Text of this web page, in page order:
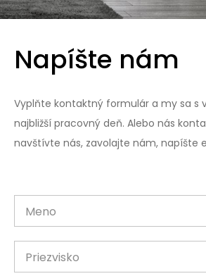
Napíšte nám
Vyplňte kontaktný formulár a my sa s
najbližší pracovný deň. Alebo nás
navštívte nás, zavolajte nám, napíšte
Meno
Priezvisko